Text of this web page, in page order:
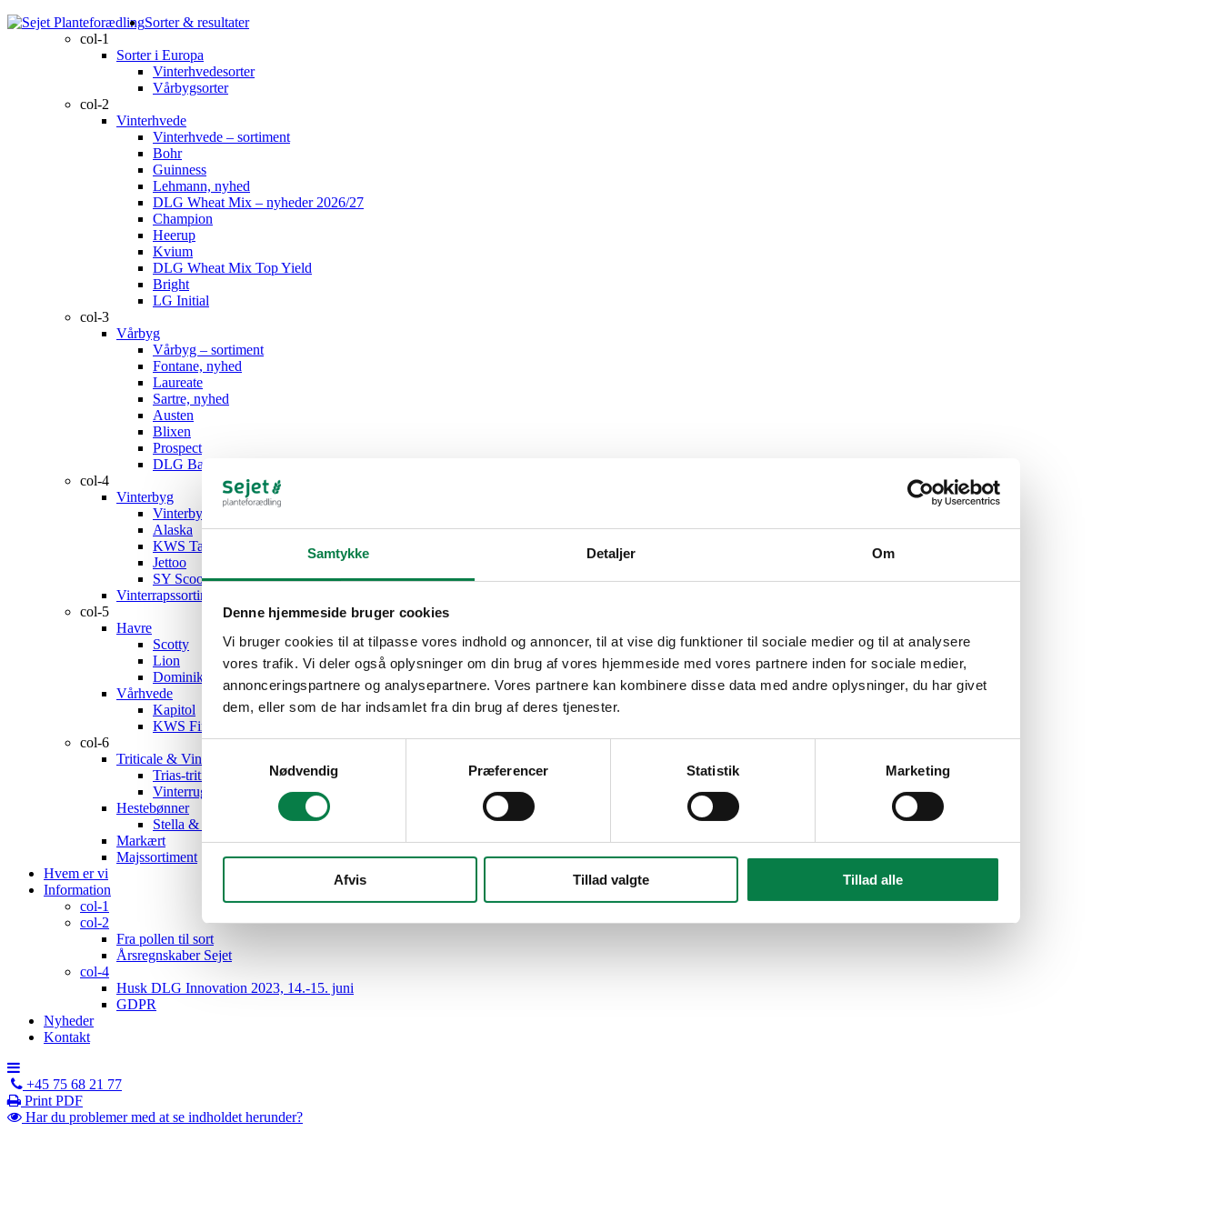
Samtykke Detaljer Om
Denne hjemmeside bruger cookies
Vi bruger cookies til at tilpasse vores indhold og annoncer, til at vise dig funktioner til sociale medier og til at analysere
vores trafik. Vi deler også oplysninger om din brug af vores hjemmeside med vores partnere inden for sociale medier,
annonceringspartnere og analysepartnere. Vores partnere kan kombinere disse data med andre oplysninger, du har givet
dem, eller som de har indsamlet fra din brug af deres tjenester.
Nødvendig
Præferencer Statistik Marketing
Afvis Tillad valgte Tillad alle
Sorter & resultater
col-1
Sorter i Europa
Vinterhvedesorter
Vårbygsorter
col-2
Vinterhvede
Vinterhvede – sortiment
Bohr
Guinness
Lehmann, nyhed
DLG Wheat Mix – nyheder 2026/27
Champion
Heerup
Kvium
DLG Wheat Mix Top Yield
Bright
LG Initial
col-3
Vårbyg
Vårbyg – sortiment
Fontane, nyhed
Laureate
Sartre, nyhed
Austen
Blixen
Prospect
DLG Barley Mix, nyhed
col-4
Vinterbyg
Vinterbyg – sortiment
Alaska
KWS Tardis
Jettoo
SY Scoop, nyhed
Vinterrapssortiment
col-5
Havre
Scotty
Lion
Dominik
Vårhvede
Kapitol
KWS Fixum
col-6
Triticale & Vinterrug
Trias-triticale
Vinterrug
Hestebønner
Stella & Capri
Markært
Majssortiment
Hvem er vi
Information
col-1
col-2
Fra pollen til sort
Årsregnskaber Sejet
col-4
Husk DLG Innovation 2023, 14.-15. juni
GDPR
Nyheder
Kontakt
+45 75 68 21 77
Print PDF
Har du problemer med at se indholdet herunder?